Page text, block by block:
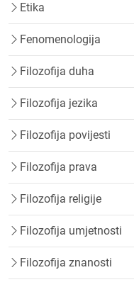
Etika
Fenomenologija
Filozofija duha
Filozofija jezika
Filozofija povijesti
Filozofija prava
Filozofija religije
Filozofija umjetnosti
Filozofija znanosti